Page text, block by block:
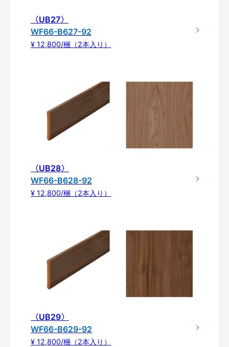
〈UB27〉
WF66-B627-92
¥ 12,800/梱（2本入り）
〈UB28〉
WF66-B628-92
¥ 12,800/梱（2本入り）
〈UB29〉
WF66-B629-92
¥ 12,800/梱（2本入り）